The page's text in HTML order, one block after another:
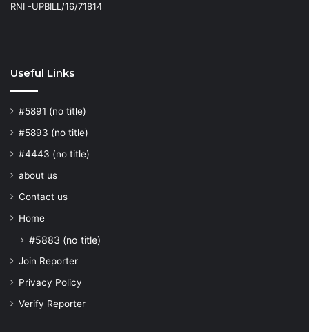
RNI -UPBILL/16/71814
Useful Links
#5891 (no title)
#5893 (no title)
#4443 (no title)
about us
Contact us
Home
#5883 (no title)
Join Reporter
Privacy Policy
Verify Reporter